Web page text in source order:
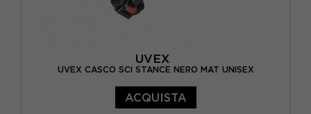
UVEX
UVEX CASCO SCI STANCE NERO MAT UNISEX
ACQUISTA